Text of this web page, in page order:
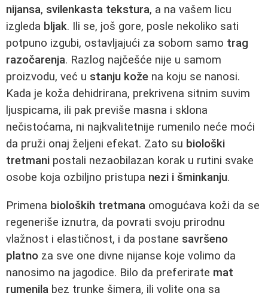
nijansa, svilenkasta tekstura, a na vašem licu
izgleda bljak. Ili se, još gore, posle nekoliko sati
potpuno izgubi, ostavljajući za sobom samo trag
razočarenja. Razlog najčešće nije u samom
proizvodu, već u stanju kože na koju se nanosi.
Kada je koža dehidrirana, prekrivena sitnim suvim
ljuspicama, ili pak previše masna i sklona
nečistoćama, ni najkvalitetnije rumenilo neće moći
da pruži onaj željeni efekat. Zato su biološki
tretmani postali nezaobilazan korak u rutini svake
osobe koja ozbiljno pristupa nezi i šminkanju.
Primena bioloških tretmana omogućava koži da se
regeneriše iznutra, da povrati svoju prirodnu
vlažnost i elastičnost, i da postane savršeno
platno za sve one divne nijanse koje volimo da
nanosimo na jagodice. Bilo da preferirate mat
rumenila bez trunke šimera, ili volite ona sa